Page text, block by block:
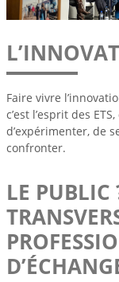
Faire vivre
c’est l’esprit des
d’expérimenter, de
confronter.
LE PUBLIC